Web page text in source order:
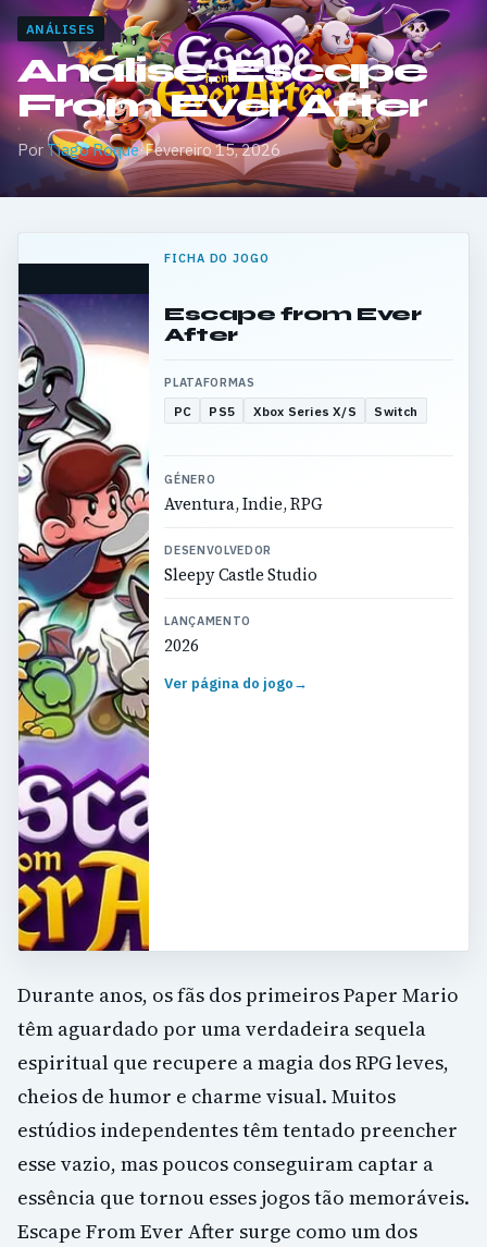
ANÁLISES
Análise: Escape
From Ever After
Por Tiago Roque·Fevereiro 15, 2026
FICHA DO JOGO
Escape from Ever
After
PLATAFORMAS
PC PS5 Xbox Series X/S Switch
GÉNERO
Aventura, Indie, RPG
DESENVOLVEDOR
Sleepy Castle Studio
LANÇAMENTO
2026
Ver página do jogo→
Durante anos, os fãs dos primeiros Paper Mario
têm aguardado por uma verdadeira sequela
espiritual que recupere a magia dos RPG leves,
cheios de humor e charme visual. Muitos
estúdios independentes têm tentado preencher
esse vazio, mas poucos conseguiram captar a
essência que tornou esses jogos tão memoráveis.
Escape From Ever After surge como um dos